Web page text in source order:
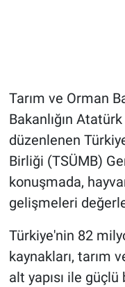
Tarım ve Orman
Bakanlığın
düzenlenen
Birliği (TSÜMB)
konuşmada,
gelişmeleri
Türkiye'nin 82
kaynakları, tarım
alt yapısı ile